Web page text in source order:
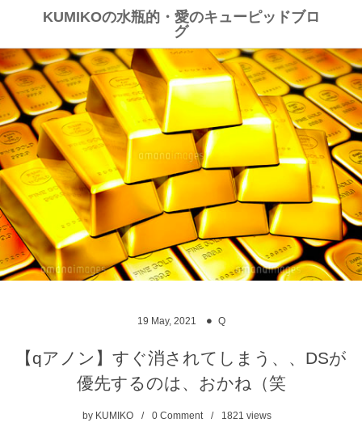
KUMIKOの水瓶的・愛のキューピッドブロ
グ
19 May, 2021 Q
【qアノン】すぐ消されてしまう、、DSが
優先するのは、おかね（笑
by KUMIKO 0 Comment 1821 views